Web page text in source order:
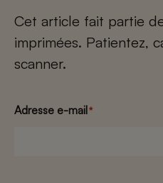
Cet article fait partie
imprimées. Patientez,
scanner.
Adresse e-mail*